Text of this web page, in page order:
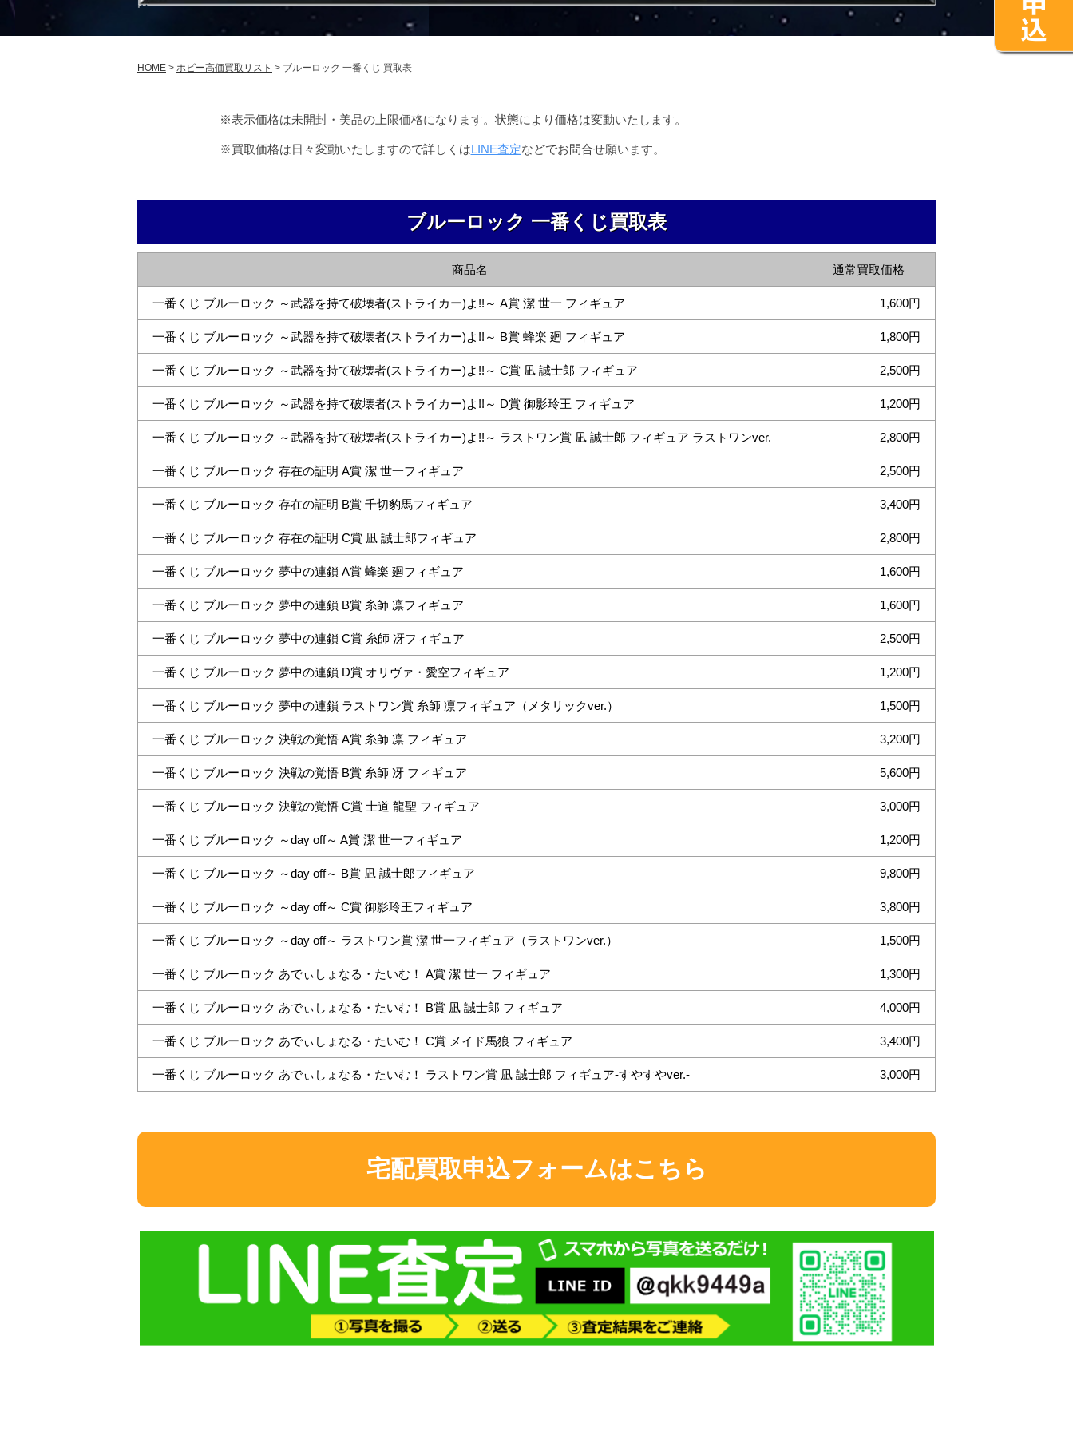
く
HOME > ホビー高価買取リスト > ブルーロック 一番くじ 買取表
※表示価格は未開封・美品の上限価格になります。状態により価格は変動いたします。
※買取価格は日々変動いたしますので詳しくはLINE査定などでお問合せ願います。
ブルーロック 一番くじ買取表
商品名 通常買取価格
一番くじ ブルーロック ～武器を持て破壊者(ストライカー)よ!!～ A賞 潔 世一 フィギュア 1,600
一番くじ ブルーロック ～武器を持て破壊者(ストライカー)よ!!～ B賞 蜂楽 廻 フィギュア 1,800
一番くじ ブルーロック ～武器を持て破壊者(ストライカー)よ!!～ C賞 凪 誠士郎 フィギュア 2,500
一番くじ ブルーロック ～武器を持て破壊者(ストライカー)よ!!～ D賞 御影玲王 フィギュア 1,200
一番くじ ブルーロック ～武器を持て破壊者(ストライカー)よ!!～ ラストワン賞 凪 誠士郎 フィギュア ラストワンver. 2,800
一番くじ ブルーロック 存在の証明 A賞 潔 世一フィギュア 2,500
一番くじ ブルーロック 存在の証明 B賞 千切豹馬フィギュア 3,400
一番くじ ブルーロック 存在の証明 C賞 凪 誠士郎フィギュア 2,800
一番くじ ブルーロック 夢中の連鎖 A賞 蜂楽 廻フィギュア 1,600
一番くじ ブルーロック 夢中の連鎖 B賞 糸師 凛フィギュア 1,600
一番くじ ブルーロック 夢中の連鎖 C賞 糸師 冴フィギュア 2,500
一番くじ ブルーロック 夢中の連鎖 D賞 オリヴァ・愛空フィギュア 1,200
一番くじ ブルーロック 夢中の連鎖 ラストワン賞 糸師 凛フィギュア（メタリックver.） 1,500
一番くじ ブルーロック 決戦の覚悟 A賞 糸師 凛 フィギュア 3,200
一番くじ ブルーロック 決戦の覚悟 B賞 糸師 冴 フィギュア 5,600
一番くじ ブルーロック 決戦の覚悟 C賞 士道 龍聖 フィギュア 3,000
一番くじ ブルーロック ～day off～ A賞 潔 世一フィギュア 1,200
一番くじ ブルーロック ～day off～ B賞 凪 誠士郎フィギュア 9,800
一番くじ ブルーロック ～day off～ C賞 御影玲王フィギュア 3,800
一番くじ ブルーロック ～day off～ ラストワン賞 潔 世一フィギュア（ラストワンver.） 1,500
一番くじ ブルーロック あでぃしょなる・たいむ！ A賞 潔 世一 フィギュア 1,300
一番くじ ブルーロック あでぃしょなる・たいむ！ B賞 凪 誠士郎 フィギュア 4,000
一番くじ ブルーロック あでぃしょなる・たいむ！ C賞 メイド馬狼 フィギュア 3,400
一番くじ ブルーロック あでぃしょなる・たいむ！ ラストワン賞 凪 誠士郎 フィギュア-すやすやver.- 3,000
宅配買取申込フォームはこちら